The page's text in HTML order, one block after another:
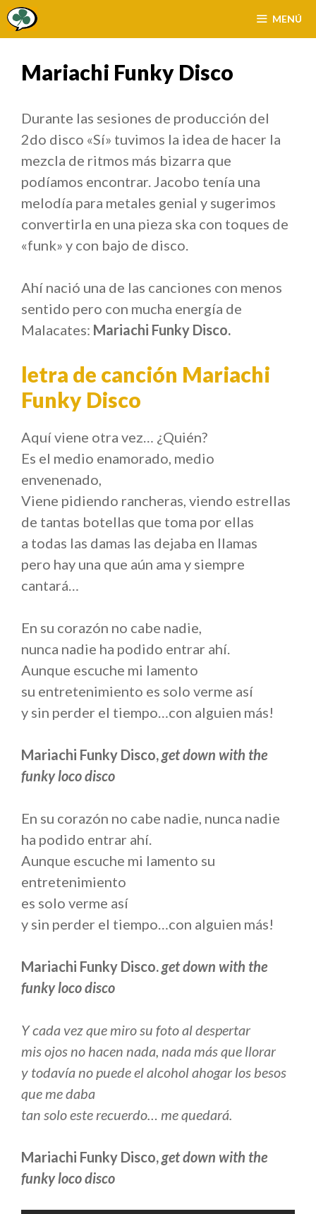
Saltar
MENÚ
Mariachi Funky Disco
Durante las sesiones de producción del
2do disco «Sí» tuvimos la idea de hacer la
mezcla de ritmos más bizarra que
podíamos encontrar. Jacobo tenía una
melodía para metales genial y sugerimos
convertirla en una pieza ska con toques de
«funk» y con bajo de disco.
Ahí nació una de las canciones con menos
sentido pero con mucha energía de
Malacates: Mariachi Funky Disco.
letra de canción Mariachi
Funky Disco
Aquí viene otra vez… ¿Quién?
Es el medio enamorado, medio
envenenado,
Viene pidiendo rancheras, viendo estrellas
de tantas botellas que toma por ellas
a todas las damas las dejaba en llamas
pero hay una que aún ama y siempre
cantará…
En su corazón no cabe nadie,
nunca nadie ha podido entrar ahí.
Aunque escuche mi lamento
su entretenimiento es solo verme así
y sin perder el tiempo…con alguien más!
Mariachi Funky Disco, get down with the
funky loco disco
En su corazón no cabe nadie, nunca nadie
ha podido entrar ahí.
Aunque escuche mi lamento su
entretenimiento
es solo verme así
y sin perder el tiempo…con alguien más!
Mariachi Funky Disco. get down with the
funky loco disco
Y cada vez que miro su foto al despertar
mis ojos no hacen nada, nada más que llorar
y todavía no puede el alcohol ahogar los besos
que me daba
tan solo este recuerdo… me quedará.
Mariachi Funky Disco, get down with the
funky loco disco